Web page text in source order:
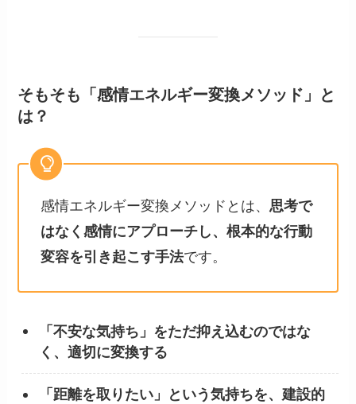
そもそも「感情エネルギー変換メソッド」と
は？
感情エネルギー変換メソッドとは、思考で
はなく感情にアプローチし、根本的な行動
変容を引き起こす手法です。
「不安な気持ち」をただ抑え込むのではな
く、適切に変換する
「距離を取りたい」という気持ちを、建設的